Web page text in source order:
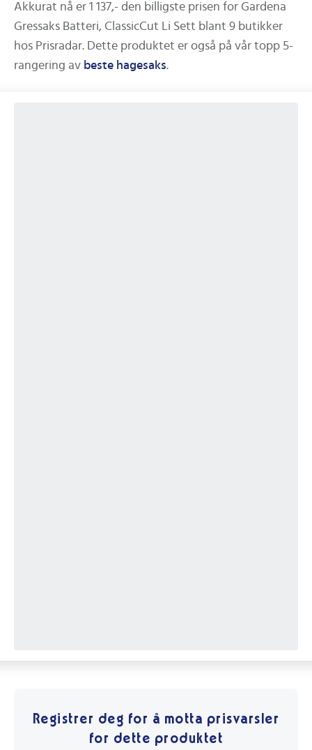
Akkurat nå er 1 137,- den billigste prisen for Gardena
Gressaks Batteri, ClassicCut Li Sett blant 9 butikker
hos Prisradar. Dette produktet er også på vår topp 5-
rangering av beste hagesaks.
Registrer deg for å motta prisvarsler
for dette produktet